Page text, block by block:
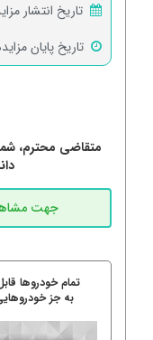
تاریخ انتشار
تاریخ پایان
متقاضی محترم،
تمام خودروها
به جز